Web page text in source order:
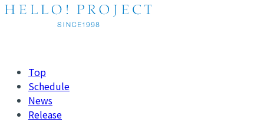
Top
Schedule
News
Release